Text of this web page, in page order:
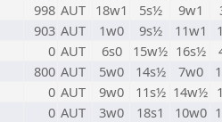
998 AUT 18w1 5s½ 9w1
903 AUT 1w0 9s½ 11w1
0 AUT 6s0 15w½ 16s½
800 AUT 5w0 14s½ 7w0
0 AUT 9w0 11s½ 14w½
0 AUT 3w0 18s1 10w0